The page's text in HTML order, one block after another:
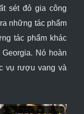
sét đỏ gia công
những tác phẩm
tác phẩm khác
Georgia. Nó hoàn
vụ rượu vang và